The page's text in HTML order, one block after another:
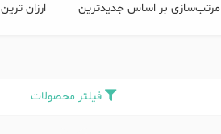
مرتب‌سازی بر اساس جدیدترین ارزان ترین
فیلتر محصولات